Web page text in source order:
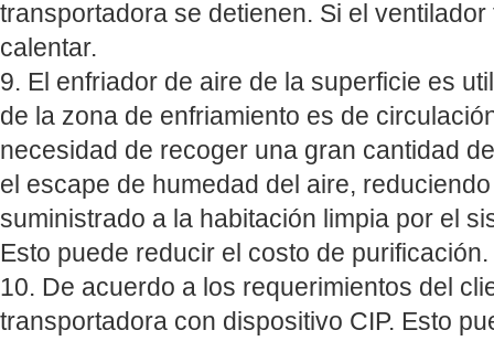
transportadora se detienen. Si el
calentar.
9. El enfriador de aire de la superficie es
de la zona de enfriamiento es de
necesidad de recoger una gran cantidad
el escape de humedad del aire,
suministrado a la habitación limpia por el
Esto puede reducir el costo de purificación.
10. De acuerdo a los requerimientos del
transportadora con dispositivo CIP. Esto